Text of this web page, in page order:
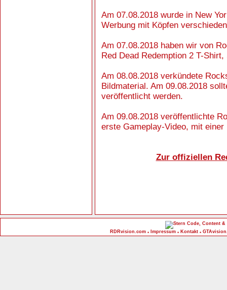
Am 07.08.2018 wurde in New
Werbung mit Köpfen
Am 07.08.2018 haben wir von
Red Dead Redemption 2 T-
Am 08.08.2018 verkündete
Bildmaterial. Am 09.08.2018
veröffentlicht werden.
Am 09.08.2018 veröffentlichte
erste Gameplay-Video, mit
Zur offiziellen
Code, Content &
RDRvision.com * Impressum * Kontakt *